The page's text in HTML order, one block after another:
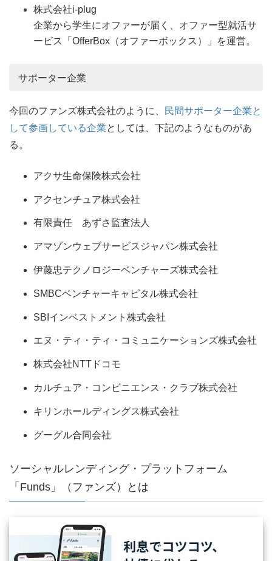
株式会社i-plug
企業から学生にオファーが届く、オファー型就活サ
ービス「OfferBox（オファーボックス）」を運営。
サポーター企業
今回のファンズ株式会社のように、
民間サポーター企業と
して参画している企業としては、下記のようなものがあ
る。
アクサ生命保険株式会社
アクセンチュア株式会社
有限責任 あずさ監査法人
アマゾンウェブサービスジャパン株式会社
伊藤忠テクノロジーベンチャーズ株式会社
SMBCベンチャーキャピタル株式会社
SBIインベストメント株式会社
エヌ・ティ・ティ・コミュニケーションズ株式会社
株式会社NTTドコモ
カルチュア・コンビニエンス・クラブ株式会社
キリンホールディングス株式会社
グーグル合同会社
ソーシャルレンディング・プラットフォーム
「Funds」（ファンズ）とは